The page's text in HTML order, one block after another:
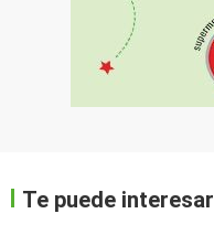
Te puede interesar